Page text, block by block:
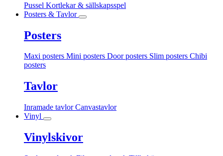
Pussel Kortlekar & sällskapsspel
Posters & Tavlor
Posters
Maxi posters Mini posters Door posters Slim posters Chibi
posters
Tavlor
Inramade tavlorCanvastavlor
Vinyl
Vinylskivor